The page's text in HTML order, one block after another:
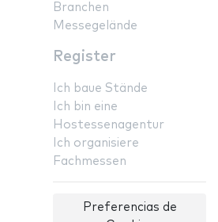
Branchen
Messegelände
Register
Ich baue Stände
Ich bin eine
Hostessenagentur
Ich organisiere
Fachmessen
Preferencias de